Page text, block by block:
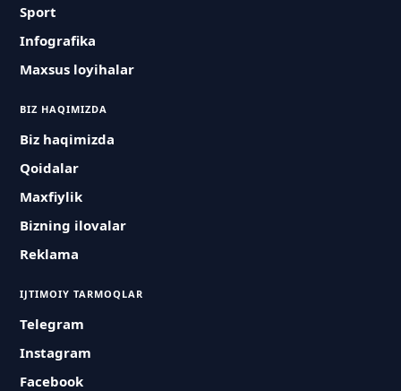
Sport
Infografika
Maxsus loyihalar
BIZ HAQIMIZDA
Biz haqimizda
Qoidalar
Maxfiylik
Bizning ilovalar
Reklama
IJTIMOIY TARMOQLAR
Telegram
Instagram
Facebook